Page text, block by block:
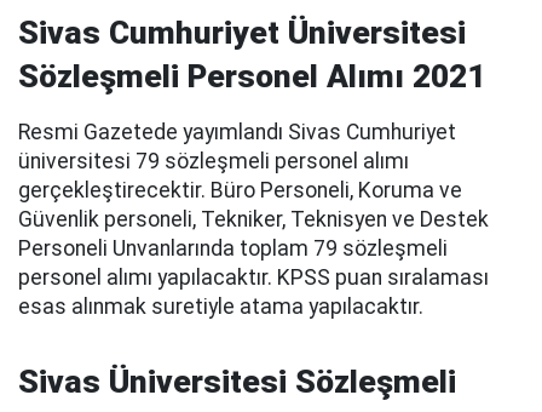
Sivas Cumhuriyet Üniversitesi
Sözleşmeli Personel Alımı 2021
Resmi Gazetede yayımlandı Sivas Cumhuriyet
üniversitesi 79 sözleşmeli personel alımı
gerçekleştirecektir. Büro Personeli, Koruma ve
Güvenlik personeli, Tekniker, Teknisyen ve Destek
Personeli Unvanlarında toplam 79 sözleşmeli
personel alımı yapılacaktır. KPSS puan sıralaması
esas alınmak suretiyle atama yapılacaktır.
Sivas Üniversitesi Sözleşmeli